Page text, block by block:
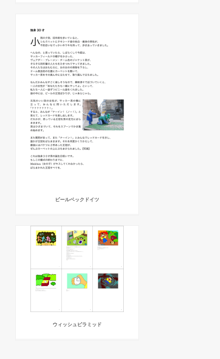
ビールベックドイツ
ウィッシュピラミッド